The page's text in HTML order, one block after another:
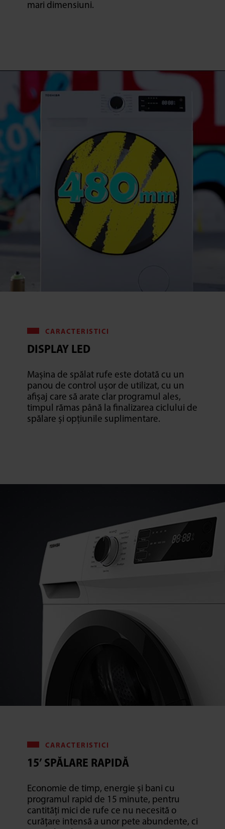
mari dimensiuni.
CARACTERISTICI
DISPLAY LED
Mașina de spălat rufe este dotată cu un
panou de control ușor de utilizat, cu un
afișaj care să arate clar programul ales,
timpul rămas până la finalizarea ciclului de
spălare și opțiunile suplimentare.
CARACTERISTICI
15’ SPĂLARE RAPIDĂ
Economie de timp, energie și bani cu
programul rapid de 15 minute, pentru
cantități mici de rufe ce nu necesită o
curățare intensă a unor pete abundente, ci